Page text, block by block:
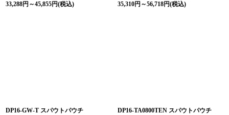
33,288円 ～45,855円(税込)
35,310円 ～56,718円(税込)
DP16-GW-T スパウトパウチ
DP16-TA0800TEN スパウトパウチ